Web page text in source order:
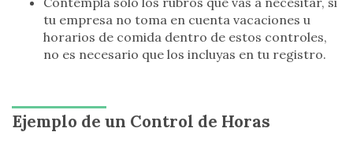
tu empresa no toma en cuenta vacaciones u
horarios de comida dentro de estos controles,
no es necesario que los incluyas en tu registro.
Ejemplo de un Control de Horas